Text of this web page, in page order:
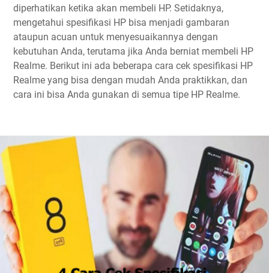
diperhatikan ketika akan membeli HP. Setidaknya,
mengetahui spesifikasi HP bisa menjadi gambaran
ataupun acuan untuk menyesuaikannya dengan
kebutuhan Anda, terutama jika Anda berniat membeli HP
Realme. Berikut ini ada beberapa cara cek spesifikasi HP
Realme yang bisa dengan mudah Anda praktikkan, dan
cara ini bisa Anda gunakan di semua tipe HP Realme.